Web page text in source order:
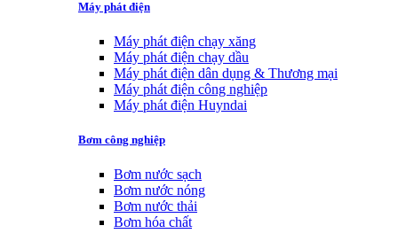
Máy phát điện
Máy phát điện chạy xăng
Máy phát điện chạy dầu
Máy phát điện dân dụng & Thương mại
Máy phát điện công nghiệp
Máy phát điện Huyndai
Bơm công nghiệp
Bơm nước sạch
Bơm nước nóng
Bơm nước thải
Bơm hóa chất